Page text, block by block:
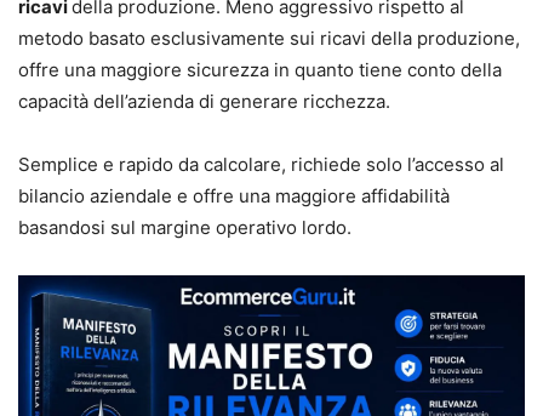
ricavidella produzione. Meno aggressivo rispetto al
metodo basato esclusivamente sui ricavi della produzione,
offre una maggiore sicurezza in quanto tiene conto della
capacità dell’azienda di generare ricchezza.
Semplice e rapido da calcolare, richiede solo l’accesso al
bilancio aziendale e offre una maggiore affidabilità
basandosi sul margine operativo lordo.